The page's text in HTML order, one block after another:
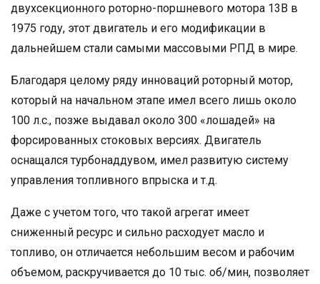
двухсекционного роторно-поршневого мотора 13В в
1975 году, этот двигатель и его модификации в
дальнейшем стали самыми массовыми РПД в мире.
Благодаря целому ряду инноваций роторный мотор,
который на начальном этапе имел всего лишь около
100 л.с., позже выдавал около 300 «лошадей» на
форсированных стоковых версиях. Двигатель
оснащался турбонаддувом, имел развитую систему
управления топливного впрыска и т.д.
Даже с учетом того, что такой агрегат имеет
сниженный ресурс и сильно расходует масло и
топливо, он отличается небольшим весом и рабочим
объемом, раскручивается до 10 тыс. об/мин, позволяет